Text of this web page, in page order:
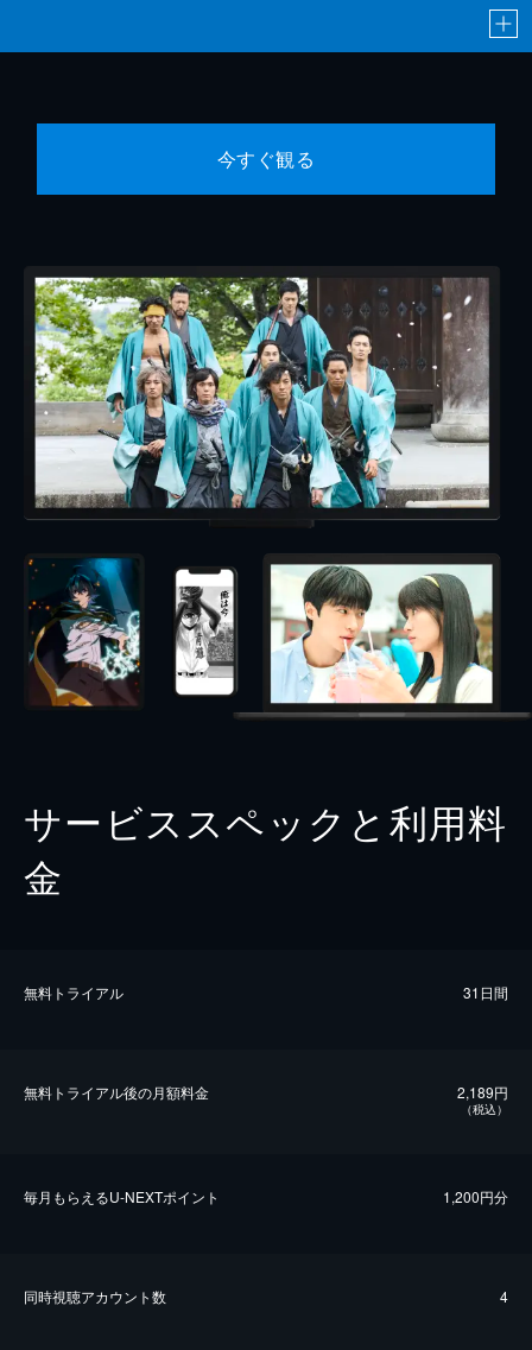
今すぐ観る
サービススペックと利用料
金
無料トライアル 31日間
無料トライアル後の⽉額料金 2,189円
（税込）
毎⽉もらえるU-NEXTポイント 1,200円分
同時視聴アカウント数 4